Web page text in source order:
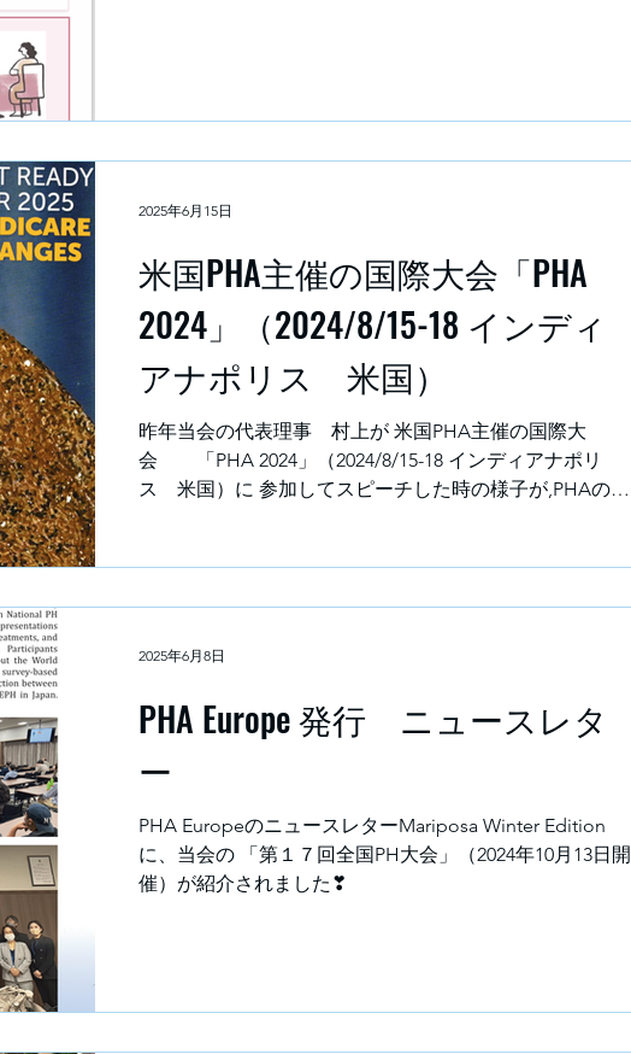
米国PHA主催の国際大会「PHA
2024」（2024/8/15-18 インディ
アナポリス 米国）
昨年当会の代表理事 村上が 米国PHA主催の国際大
会 「PHA 2024」（2024/8/15-18 インディアナポリ
ス 米国）に 参加してスピーチした時の様子が,PHAのニ
2025年6月15日
PHA Europe 発行 ニュースレタ
ー
PHA EuropeのニュースレターMariposa Winter Edition
に、当会の 「第１７回全国PH大会」（2024年10月13日開
催）が紹介されました❣
2025年6月8日